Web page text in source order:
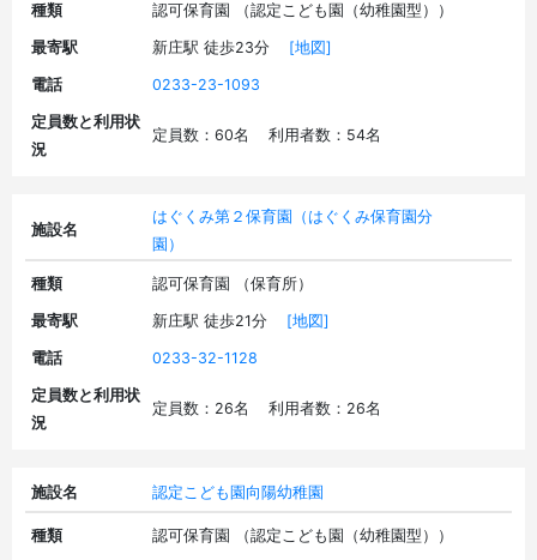
種類 認可保育園 （認定こども園（幼稚園型））
最寄駅 新庄駅 徒歩23分 [地図]
電話 0233-23-1093
定員数と利用状
況
定員数：60名 利用者数：54名
施設名
はぐくみ第２保育園（はぐくみ保育園分
園）
種類 認可保育園 （保育所）
最寄駅 新庄駅 徒歩21分 [地図]
電話 0233-32-1128
定員数と利用状
況
定員数：26名 利用者数：26名
施設名 認定こども園向陽幼稚園
種類 認可保育園 （認定こども園（幼稚園型））